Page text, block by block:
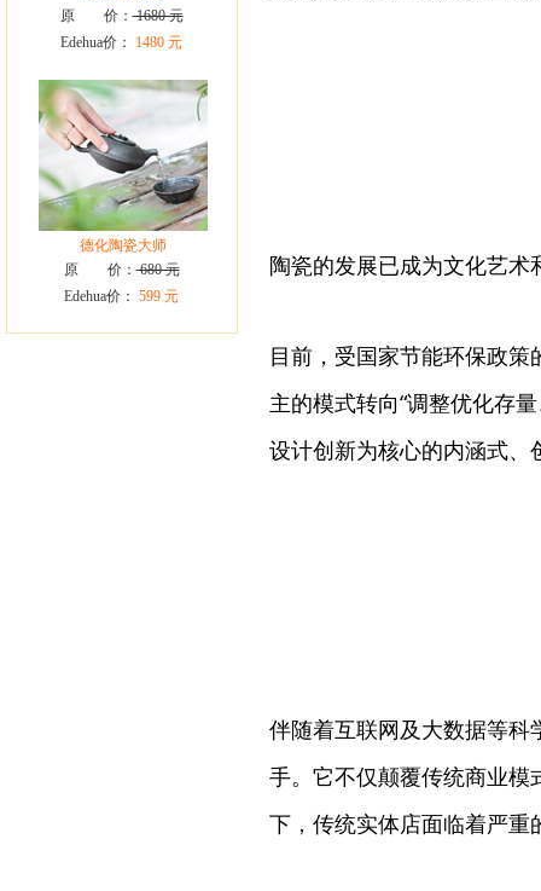
原 价：1680 元
Edehua价：
1480 元
德化陶瓷大师
原 价：680 元
Edehua价： 599 元
陶瓷的发展已成为文化艺
目前，受国家节能环保政策
主的模式转向“调整优化存
设计创新为核心的内涵式、
伴随着互联网及大数据等科
手。它不仅颠覆传统商业
下，传统实体店面临着严重